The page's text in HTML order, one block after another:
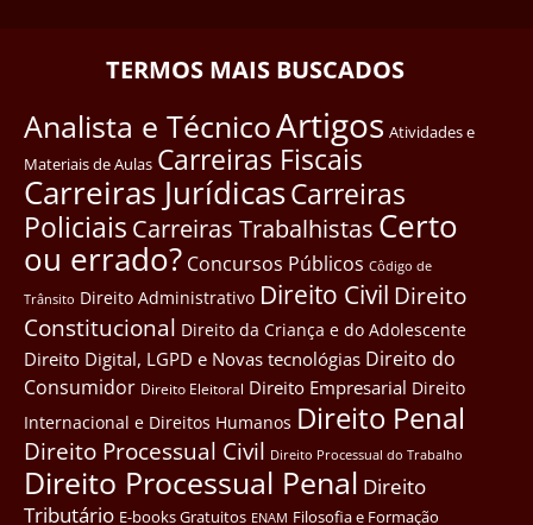
TERMOS MAIS BUSCADOS
Analista e TécnicoArtigos Atividades e
Materiais de Aulas Carreiras Fiscais
Carreiras JurídicasCarreiras
Policiais Carreiras Trabalhistas Certo
ou errado? Concursos Públicos Côdigo de
Trânsito Direito Administrativo Direito Civil Direito
Constitucional Direito da Criança e do Adolescente
Direito Digital, LGPD e Novas tecnológias Direito do
Consumidor Direito Eleitoral Direito Empresarial Direito
Internacional e Direitos Humanos Direito Penal
Direito Processual Civil Direito Processual do Trabalho
Direito Processual Penal Direito
Tributário E-books Gratuitos ENAM Filosofia e Formação